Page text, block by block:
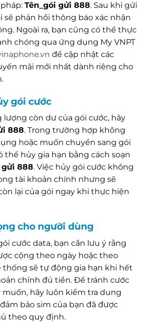
Tên_gói gửi 888. Sau khi gửi
sẽ phản hồi thông báo xác nhận
Ngoài ra, bạn cũng có thể thực
chóng qua ứng dụng My VNPT
để cập nhật các
mãi mới nhất dành riêng cho
gói cước
còn dư của gói cước, hãy
888. Trong trường hợp không
hoặc muốn chuyển sang gói
thể hủy gia hạn bằng cách soạn
gửi 888. Việc hủy gói cước không
tài khoản chính nhưng sẽ
lại của gói ngay khi thực hiện
cho người dùng
cước data, bạn cần lưu ý rằng
cộng theo ngày hoặc theo
thống sẽ tự động gia hạn khi hết
chính đủ tiền. Để tránh cước
muốn, hãy luôn kiểm tra dung
bảo sim của bạn đã được
theo quy định.